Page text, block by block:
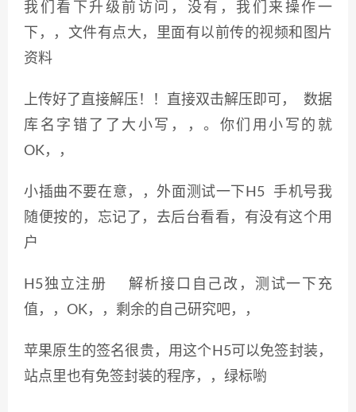
我们看下升级前访问，没有，我们来操作一
下，，文件有点大，里面有以前传的视频和图片
资料
上传好了直接解压！！直接双击解压即可， 数据
库名字错了了大小写，，。你们用小写的就
OK，，
小插曲不要在意，，外面测试一下H5 手机号我
随便按的，忘记了，去后台看看，有没有这个用
户
H5独立注册 解析接口自己改，测试一下充
值，，OK，，剩余的自己研究吧，，
苹果原生的签名很贵，用这个H5可以免签封装，
站点里也有免签封装的程序，，绿标喲